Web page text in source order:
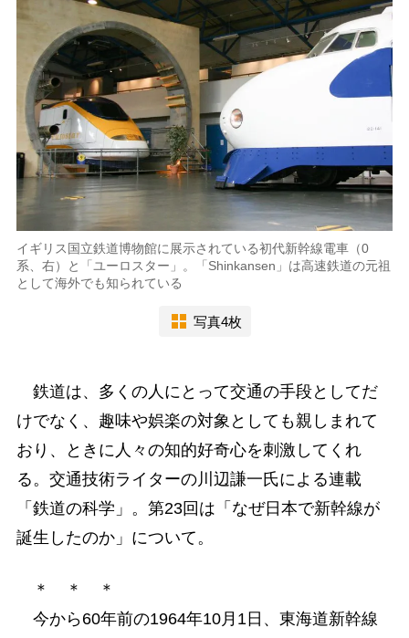
イギリス国立鉄道博物館に展示されている初代新幹線電車（0
系、右）と「ユーロスター」。「Shinkansen」は高速鉄道の元祖
として海外でも知られている
写真4枚
鉄道は、多くの人にとって交通の手段としてだ
けでなく、趣味や娯楽の対象としても親しまれて
おり、ときに人々の知的好奇心を刺激してくれ
る。交通技術ライターの川辺謙一氏による連載
「鉄道の科学」。第23回は「なぜ日本で新幹線が
誕生したのか」について。
＊ ＊ ＊
今から60年前の1964年10月1日、東海道新幹線